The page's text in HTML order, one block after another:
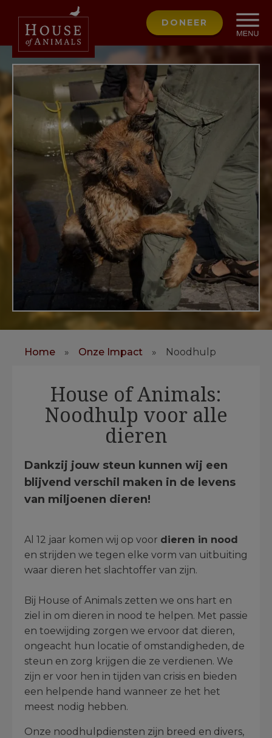
DONEER
Home » Onze Impact » Noodhulp
House of Animals:
Noodhulp voor alle
dieren
Dankzij jouw steun kunnen wij een
blijvend verschil maken in de levens
van miljoenen dieren!
Al 12 jaar komen wij op voor dieren in nood
en strijden we tegen elke vorm van uitbuiting
waar dieren het slachtoffer van zijn.
Bij House of Animals zetten we ons hart en
ziel in om dieren in nood te helpen. Met passie
en toewijding zorgen we ervoor dat dieren,
ongeacht hun locatie of omstandigheden, de
steun en zorg krijgen die ze verdienen. We
zijn er voor hen in tijden van crisis en bieden
een helpende hand wanneer ze het het
meest nodig hebben.
Onze noodhulpdiensten zijn breed en divers,